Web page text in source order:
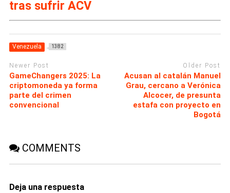
tras sufrir ACV
Venezuela 1382
Newer Post
GameChangers 2025: La
criptomoneda ya forma
parte del crimen
convencional
Older Post
Acusan al catalán Manuel
Grau, cercano a Verónica
Alcocer, de presunta
estafa con proyecto en
Bogotá
COMMENTS
Deja una respuesta